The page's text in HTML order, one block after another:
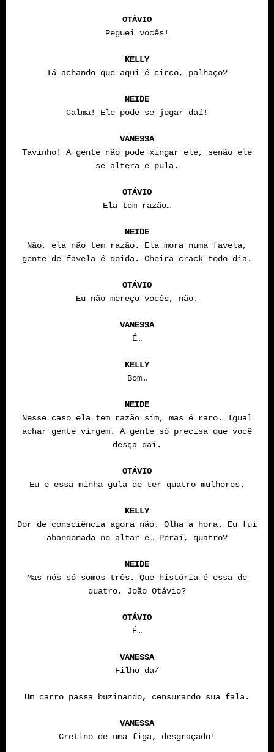
OTÁVIO
Peguei vocês!
KELLY
Tá achando que aqui é circo, palhaço?
NEIDE
Calma! Ele pode se jogar daí!
VANESSA
Tavinho! A gente não pode xingar ele, senão ele
se altera e pula.
OTÁVIO
Ela tem razão…
NEIDE
Não, ela não tem razão. Ela mora numa favela,
gente de favela é doida. Cheira crack todo dia.
OTÁVIO
Eu não mereço vocês, não.
VANESSA
É…
KELLY
Bom…
NEIDE
Nesse caso ela tem razão sim, mas é raro. Igual
achar gente virgem. A gente só precisa que você
desça daí.
OTÁVIO
Eu e essa minha gula de ter quatro mulheres.
KELLY
Dor de consciência agora não. Olha a hora. Eu fui
abandonada no altar e… Peraí, quatro?
NEIDE
Mas nós só somos três. Que história é essa de
quatro, João Otávio?
OTÁVIO
É…
VANESSA
Filho da/
Um carro passa buzinando, censurando sua fala.
VANESSA
Cretino de uma figa, desgraçado!